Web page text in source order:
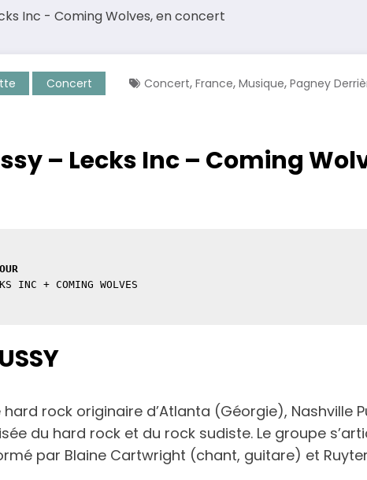
Concert Concert, France, Musique, Pagney
– Lecks Inc – Coming
INC + COMING WOLVES
rock originaire d’Atlanta (Géorgie), Nashville
du hard rock et du rock sudiste. Le groupe
par Blaine Cartwright (chant, guitare) et